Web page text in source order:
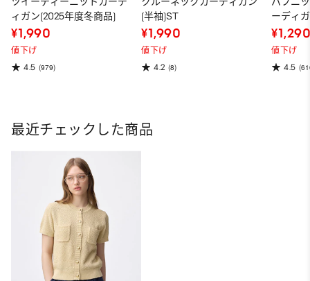
ィガン(2025年度冬商品)
¥1,990
値下げ
4.5 (979)
(半袖)ST
¥1,990
値下げ
4.2 (8)
ーディ
品)
値下げ
4.5
最近チェックした商品